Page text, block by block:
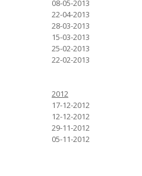
08-05-2013
22-04-2013
28-03-2013
15-03-2013
25-02-2013
22-02-2013
2012
17-12-2012
12-12-2012
29-11-2012
05-11-2012